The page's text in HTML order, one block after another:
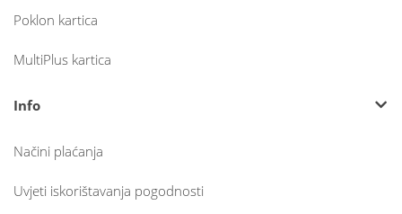
Poklon kartica
MultiPlus kartica
Info
Načini plaćanja
Uvjeti iskorištavanja pogodnosti